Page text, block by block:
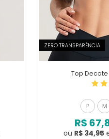
ZERO TRANSPARÊNCIA
Top Decote
P M
R$
ou R$ 34,95